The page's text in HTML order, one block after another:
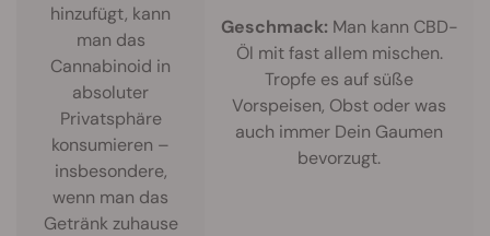
hinzufügt, kann
man das
Cannabinoid in
absoluter
Privatsphäre
konsumieren –
insbesondere,
wenn man das
Getränk zuhause
Geschmack: Man kann CBD-
Öl mit fast allem mischen.
Tropfe es auf süße
Vorspeisen, Obst oder was
auch immer Dein Gaumen
bevorzugt.